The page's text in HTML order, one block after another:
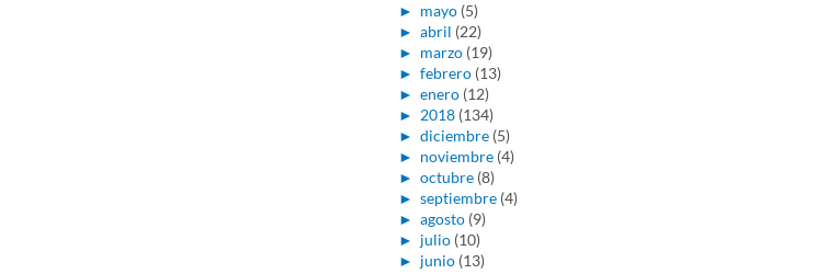
► mayo (5)
► abril (22)
► marzo (19)
► febrero (13)
► enero (12)
► 2018 (134)
► diciembre (5)
► noviembre (4)
► octubre (8)
► septiembre (4)
► agosto (9)
► julio (10)
► junio (13)